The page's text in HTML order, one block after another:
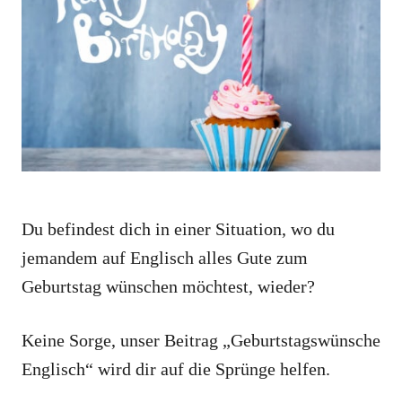
Du befindest dich in einer Situation, wo du
jemandem auf Englisch alles Gute zum
Geburtstag wünschen möchtest, wieder?
Keine Sorge, unser Beitrag „Geburtstagswünsche
Englisch“ wird dir auf die Sprünge helfen.